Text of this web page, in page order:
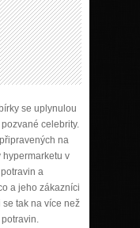
se uplynulou
celebrity.
na
v
a
a jeho zákazníci
tak na více než